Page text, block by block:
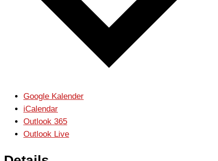
Google Kalender
iCalendar
Outlook 365
Outlook Live